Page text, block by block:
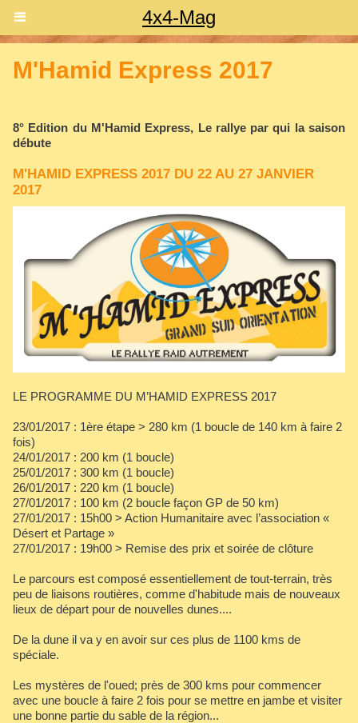
4x4-Mag
M'Hamid Express 2017
8° Edition du M'Hamid Express, Le rallye par qui la saison
débute
M'HAMID EXPRESS 2017 DU 22 AU 27 JANVIER
2017
LE PROGRAMME DU M’HAMID EXPRESS 2017
23/01/2017 : 1ère étape > 280 km (1 boucle de 140 km à faire 2
fois)
24/01/2017 : 200 km (1 boucle)
25/01/2017 : 300 km (1 boucle)
26/01/2017 : 220 km (1 boucle)
27/01/2017 : 100 km (2 boucle façon GP de 50 km)
27/01/2017 : 15h00 > Action Humanitaire avec l’association «
Désert et Partage »
27/01/2017 : 19h00 > Remise des prix et soirée de clôture
Le parcours est composé essentiellement de tout-terrain, très
peu de liaisons routières, comme d'habitude mais de nouveaux
lieux de départ pour de nouvelles dunes....
De la dune il va y en avoir sur ces plus de 1100 kms de
spéciale.
Les mystères de l'oued; près de 300 kms pour commencer
avec une boucle à faire 2 fois pour se mettre en jambe et visiter
une bonne partie du sable de la région...